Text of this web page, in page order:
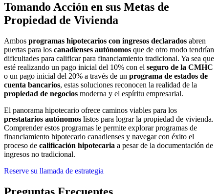
Tomando Acción en sus Metas de
Propiedad de Vivienda
Ambos programas hipotecarios con ingresos declarados abren
puertas para los canadienses autónomos que de otro modo tendrían
dificultades para calificar para financiamiento tradicional. Ya sea que
esté realizando un pago inicial del 10% con el seguro de la CMHC
o un pago inicial del 20% a través de un programa de estados de
cuenta bancarios, estas soluciones reconocen la realidad de la
propiedad de negocios moderna y el espíritu empresarial.
El panorama hipotecario ofrece caminos viables para los
prestatarios autónomos listos para lograr la propiedad de vivienda.
Comprender estos programas le permite explorar programas de
financiamiento hipotecario canadienses y navegar con éxito el
proceso de calificación hipotecaria a pesar de la documentación de
ingresos no tradicional.
Reserve su llamada de estrategia